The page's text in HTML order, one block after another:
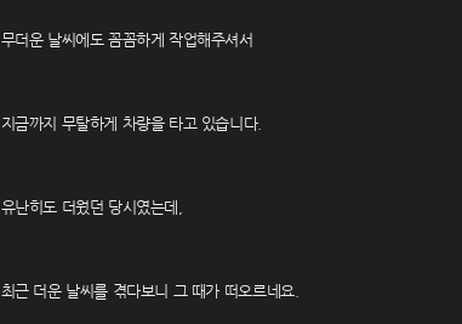
무더운 날씨에도 꼼꼼하게 작업해주셔서
지금까지 무탈하게 차량을 타고 있습니다.
유난히도 더웠던 당시였는데,
최근 더운 날씨를 겪다보니 그 때가 떠오르네요.